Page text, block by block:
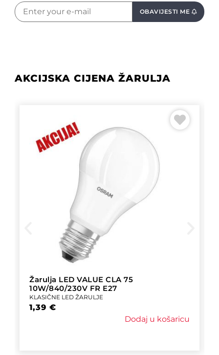
OBAVIJESTI ME
AKCIJSKA CIJENA ŽARULJA
Žarulja LED VALUE CLA 75
10W/840/230V FR E27
KLASIČNE LED ŽARULJE
1,39 €
Dodaj u košaricu